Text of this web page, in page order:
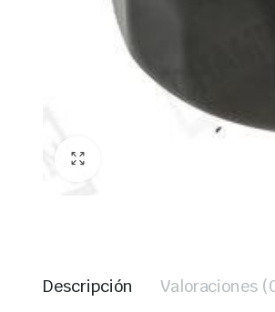
Descripción Valoraciones